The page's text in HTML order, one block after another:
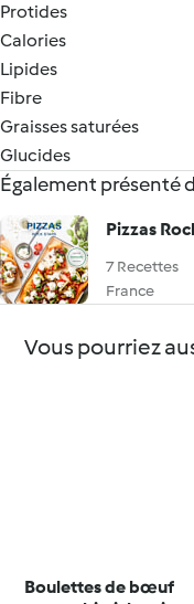
Protides
Calories
Lipides
Fibre
Graisses saturées
Glucides
Également présenté
Pizzas
7 Recettes
France
Vous pourriez
Boulettes de bœuf